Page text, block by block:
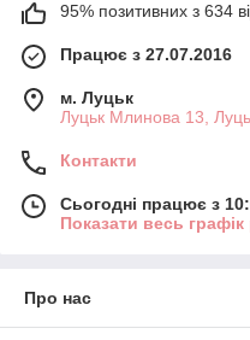
95% позитивних з 634
Працює з 27.07.2016
м. Луцьк
Луцьк Млинова 13,
Контакти
Сьогодні працює з
Показати весь
Про нас